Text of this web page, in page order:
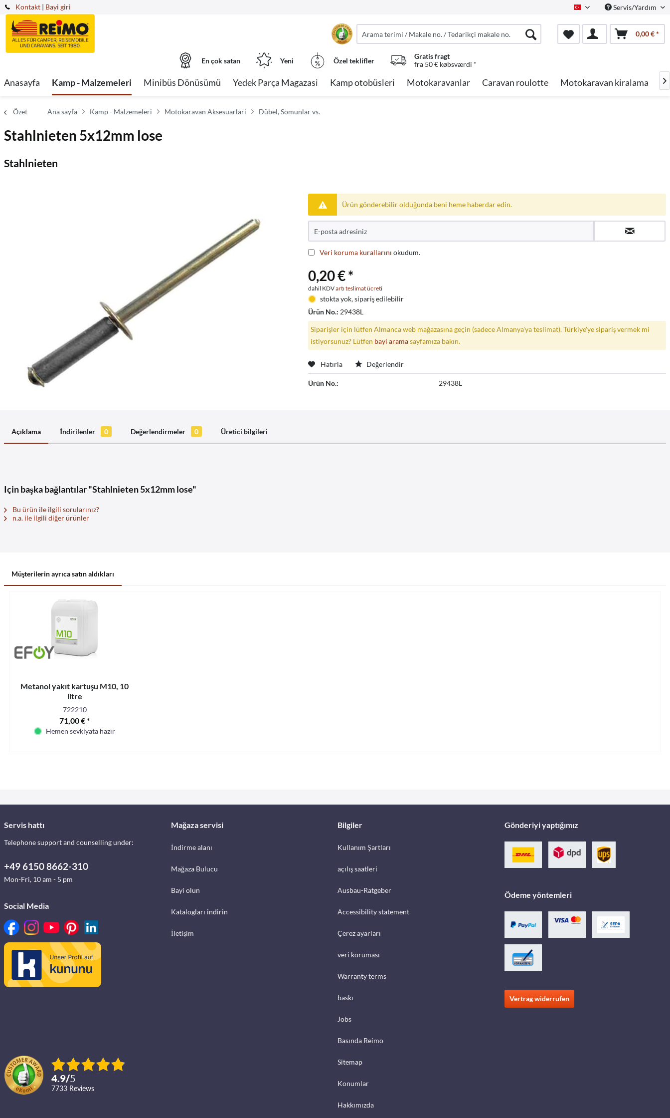
Kontakt Turkish Servis/Yardım
| Bayi giri
0,00 € *
En çok satan Yeni Özel teklifler
Gratis fragt
fra 50 € købsværdi *
Anasayfa Kamp - Malzemeleri Minibüs Dönüsümü Yedek Parça Magazasi Kamp otobüsleri Motokaravanlar Caravan roulotte Motokaravan kiralama 
Özet Ana sayfa Kamp - Malzemeleri Motokaravan Aksesuarlari Dübel, Somunlar vs.
Stahlnieten 5x12mm lose
Stahlnieten
Ürün gönderebilir olduğunda beni heme haberdar edin.
Veri koruma kurallarını okudum.
0,20 € *
dahil KDVartı teslimat ücreti
stokta yok, sipariş edilebilir
Ürün No.: 29438L
Siparişler için lütfen Almanca web mağazasına geçin (sadece Almanya'ya teslimat). Türkiye'ye sipariş vermek mi
istiyorsunuz? Lütfen bayi aramasayfamıza bakın.
Hatırla Değerlendir
Ürün No.: 29438L
Açıklama İndirilenler 0 Değerlendirmeler 0 Üretici bilgileri
Için başka bağlantılar "Stahlnieten 5x12mm lose"
Bu ürün ile ilgili sorularınız?
n.a. ile ilgili diğer ürünler
Müşterilerin ayrıca satın aldıkları
Metanol yakıt kartuşu M10, 10
litre
722210
71,00 € *
Hemen sevkiyata hazır
Servis hattı
Telephone support and counselling under:
+49 6150 8662-310
Mon-Fri, 10 am - 5 pm
Social Media
4.9/5
7733 reviews
Mağaza servisi
İndirme alanı
Mağaza Bulucu
Bayi olun
Katalogları indirin
İletişim
Bilgiler
Kullanım Şartları
açılış saatleri
Ausbau-Ratgeber
Accessibility statement
Çerez ayarları
veri koruması
Warranty terms
baskı
Jobs
Basında Reimo
Sitemap
Konumlar
Hakkımızda
Gönderiyi yaptığımız
Ödeme yöntemleri
Vertrag widerrufen